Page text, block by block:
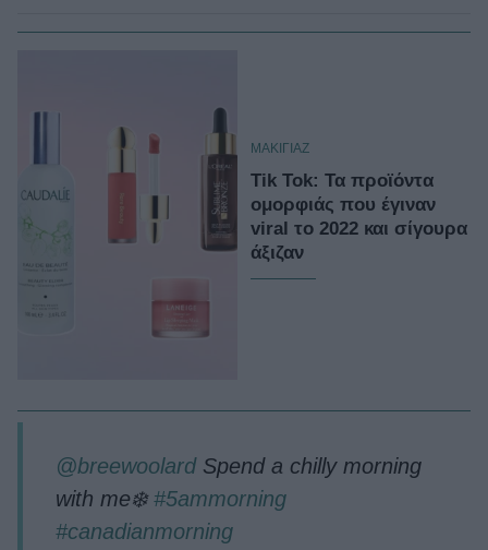
ΜΑΚΙΓΙΑΖ
Tik Tok: Τα προϊόντα
ομορφιάς που έγιναν
viral το 2022 και σίγουρα
άξιζαν
@breewoolardSpend a chilly morning
with me❄️#5ammorning
#canadianmorning